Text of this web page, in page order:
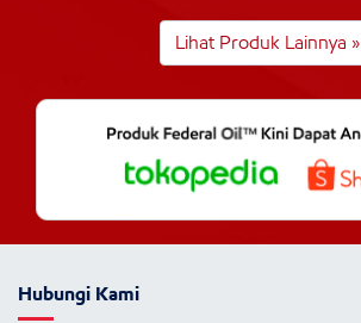
Lihat Produk Lainnya »
Hubungi Kami